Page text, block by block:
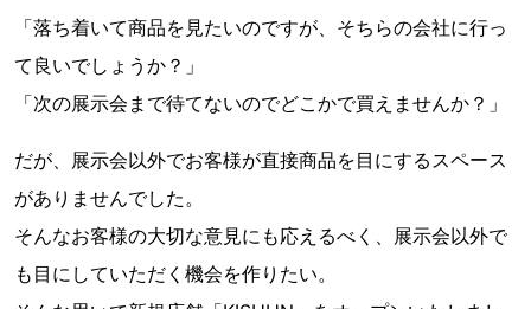
「落ち着いて商品を見たいのですが、そちらの会社に行っ
て良いでしょうか？」
「次の展示会まで待てないのでどこかで買えませんか？」
だが、展示会以外でお客様が直接商品を目にするスペース
がありませんでした。
そんなお客様の大切な意見にも応えるべく、展示会以外で
も目にしていただく機会を作りたい。